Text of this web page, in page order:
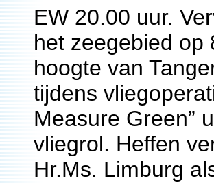
EW 20.00 uur.
het zeegebied op
hoogte van
tijdens
Measure Green”
vliegrol. Heffen
Hr.Ms. Limburg